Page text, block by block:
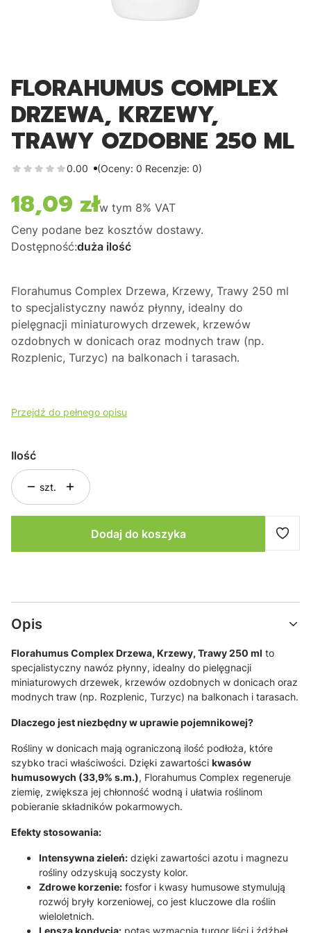
FLORAHUMUS COMPLEX
DRZEWA, KRZEWY,
TRAWY OZDOBNE 250 ML
0.00 (Oceny: 0 Recenzje: 0)
Cena
18,09 złw tym 8% VAT
Ceny podane bez kosztów dostawy.
Dostępność:duża ilość
Florahumus Complex Drzewa, Krzewy, Trawy 250 ml
to specjalistyczny nawóz płynny, idealny do
pielęgnacji miniaturowych drzewek, krzewów
ozdobnych w donicach oraz modnych traw (np.
Rozplenic, Turzyc) na balkonach i tarasach.
Przejdź do pełnego opisu
Ilość
szt.
Dodaj do koszyka
Opis
Florahumus Complex Drzewa, Krzewy, Trawy 250 ml to
specjalistyczny nawóz płynny, idealny do pielęgnacji
miniaturowych drzewek, krzewów ozdobnych w donicach oraz
modnych traw (np. Rozplenic, Turzyc) na balkonach i tarasach.
Dlaczego jest niezbędny w uprawie pojemnikowej?
Rośliny w donicach mają ograniczoną ilość podłoża, które
szybko traci właściwości. Dzięki zawartości kwasów
humusowych (33,9% s.m.), Florahumus Complex regeneruje
ziemię, zwiększa jej chłonność wodną i ułatwia roślinom
pobieranie składników pokarmowych.
Efekty stosowania:
Intensywna zieleń: dzięki zawartości azotu i magnezu
rośliny odzyskują soczysty kolor.
Zdrowe korzenie: fosfor i kwasy humusowe stymulują
rozwój bryły korzeniowej, co jest kluczowe dla roślin
wieloletnich.